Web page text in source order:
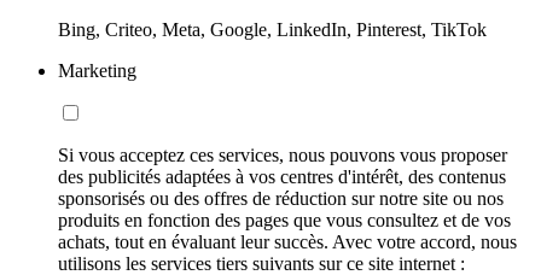
Bing, Criteo, Meta, Google, LinkedIn, Pinterest, TikTok
Marketing
Si vous acceptez ces services, nous pouvons vous proposer
des publicités adaptées à vos centres d'intérêt, des contenus
sponsorisés ou des offres de réduction sur notre site ou nos
produits en fonction des pages que vous consultez et de vos
achats, tout en évaluant leur succès. Avec votre accord, nous
utilisons les services tiers suivants sur ce site internet :